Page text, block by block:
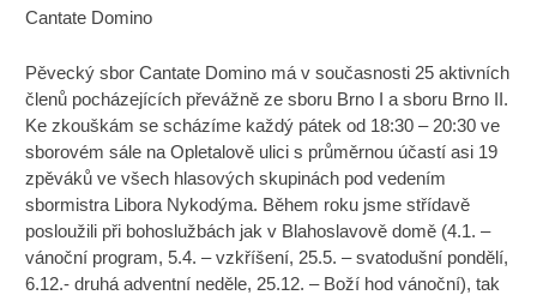
Cantate Domino
Pěvecký sbor Cantate Domino má v současnosti 25 aktivních
členů pocházejících převážně ze sboru Brno I a sboru Brno II.
Ke zkouškám se scházíme každý pátek od 18:30 – 20:30 ve
sborovém sále na Opletalově ulici s průměrnou účastí asi 19
zpěváků ve všech hlasových skupinách pod vedením
sbormistra Libora Nykodýma. Během roku jsme střídavě
posloužili při bohoslužbách jak v Blahoslavově domě (4.1. –
vánoční program, 5.4. – vzkříšení, 25.5. – svatodušní pondělí,
6.12.- druhá adventní neděle, 25.12. – Boží hod vánoční), tak